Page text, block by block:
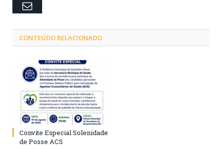
Email
CONTEÚDO RELACIONADO
Convite Especial Solenidade
de Posse ACS